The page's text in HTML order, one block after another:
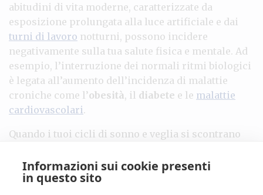
abitudini di vita moderne, caratterizzate da
esposizione prolungata alla luce artificiale e dai
turni di lavoro notturni, possono incidere
negativamente sulla tua salute fisica e mentale. Ad
esempio, l’interruzione dei normali ritmi biologici
è legata all’aumento dell’incidenza di malattie
croniche come l’obesità, il diabete e le malattie
cardiovascolari.
Quando i tuoi cicli di sonno e veglia si scontrano
subisce una modifica. La melatonina, il tuo
del sonno, viene influenzata negativamente, con
Informazioni sui cookie presenti
in questo sito